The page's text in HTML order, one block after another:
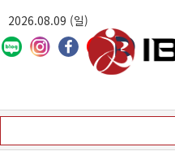
2026.08.09 (일)